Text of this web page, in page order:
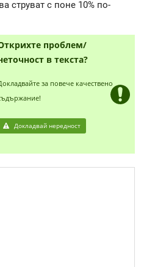
струват с поне 10% по-
проблем/
в текста?
за повече качествено
Докладвай нередност